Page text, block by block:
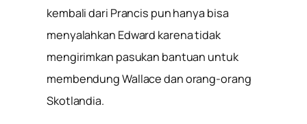
kembali dari Prancis pun hanya bisa
menyalahkan Edward karena tidak
mengirimkan pasukan bantuan untuk
membendung Wallace dan orang-orang
Skotlandia.